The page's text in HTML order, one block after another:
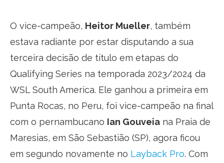
O vice-campeão, Heitor Mueller, também
estava radiante por estar disputando a sua
terceira decisão de título em etapas do
Qualifying Series na temporada 2023/2024 da
WSL South America. Ele ganhou a primeira em
Punta Rocas, no Peru, foi vice-campeão na final
com o pernambucano Ian Gouveia na Praia de
Maresias, em São Sebastião (SP), agora ficou
em segundo novamente no Layback Pro. Com